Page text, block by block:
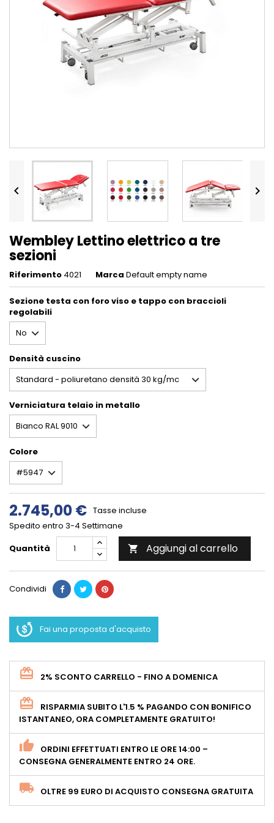
 
Wembley Lettino elettrico a tre
sezioni
Riferimento 4021 Marca Default empty name
Sezione testa con foro viso e tappo con braccioli
regolabili
Densità cuscino
Verniciatura telaio in metallo
Colore
2.745,00 € Tasse incluse
Spedito entro 3-4 Settimane
Quantità
 Aggiungi al carrello
Condividi
Fai una proposta d'acquisto
2% SCONTO CARRELLO - FINO A DOMENICA
RISPARMIA SUBITO L'1.5 % PAGANDO CON BONIFICO
ISTANTANEO, ORA COMPLETAMENTE GRATUITO!
ORDINI EFFETTUATI ENTRO LE ORE 14:00 –
CONSEGNA GENERALMENTE ENTRO 24 ORE.
OLTRE 99 EURO DI ACQUISTO CONSEGNA GRATUITA